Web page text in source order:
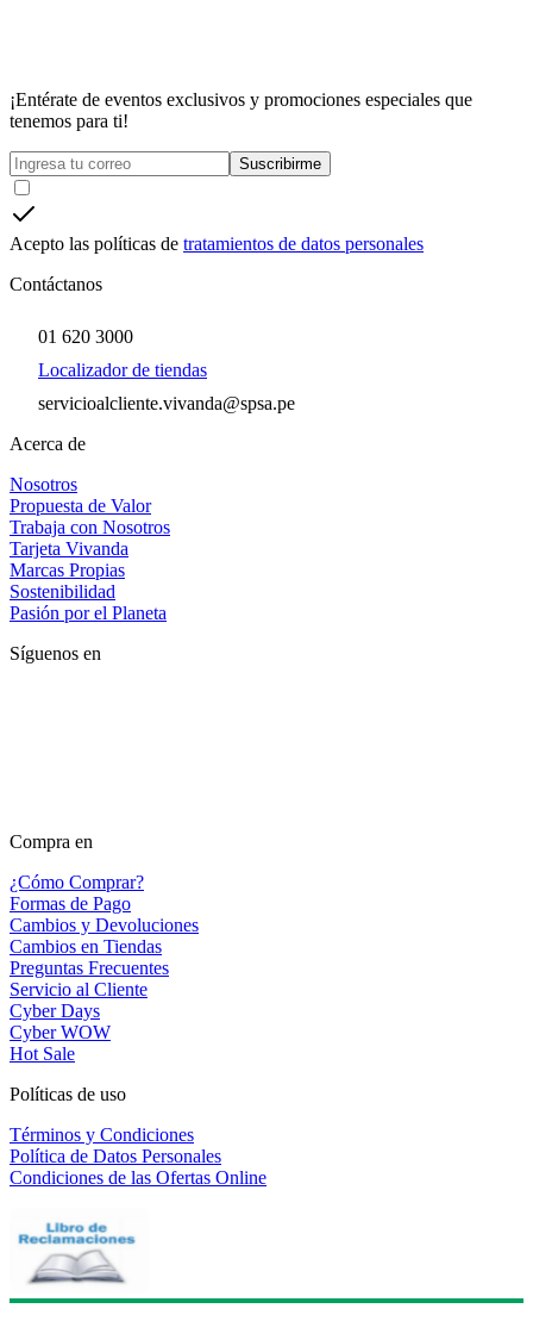
¡Entérate de eventos exclusivos y promociones especiales que
tenemos para ti!
Suscribirme
Acepto las políticas de tratamientos de datos personales
Contáctanos
01 620 3000
Localizador de tiendas
servicioalcliente.vivanda@spsa.pe
Acerca de
Nosotros
Propuesta de Valor
Trabaja con Nosotros
Tarjeta Vivanda
Marcas Propias
Sostenibilidad
Pasión por el Planeta
Síguenos en
Compra en
¿Cómo Comprar?
Formas de Pago
Cambios y Devoluciones
Cambios en Tiendas
Preguntas Frecuentes
Servicio al Cliente
Cyber Days
Cyber WOW
Hot Sale
Políticas de uso
Términos y Condiciones
Política de Datos Personales
Condiciones de las Ofertas Online